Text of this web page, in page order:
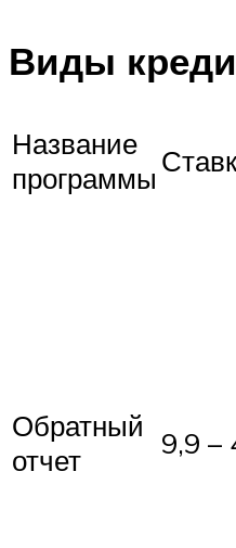
Виды
Название
программы
Обратный
отчет
9,9 –